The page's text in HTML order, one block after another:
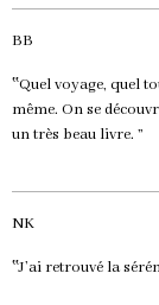
BB
‟Quel voyage, quel
même. On se
un très beau livre. ”
NK
‟J’ai retrouvé la